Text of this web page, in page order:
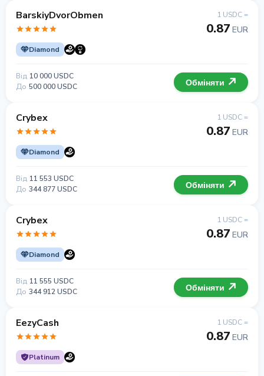
BarskiyDvorObmen
Diamond
1 USDC =
0.87 EUR
Від 10 000 USDC
До 500 000 USDC Обміняти
Crybex
Diamond
1 USDC =
0.87 EUR
Від 11 553 USDC
До 344 877 USDC Обміняти
Crybex
Diamond
1 USDC =
0.87 EUR
Від 11 555 USDC
До 344 912 USDC Обміняти
EezyCash
Platinum
1 USDC =
0.87 EUR